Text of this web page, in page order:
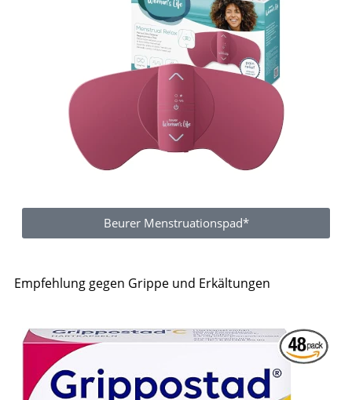
Beurer Menstruationspad*
Empfehlung gegen Grippe und Erkältungen